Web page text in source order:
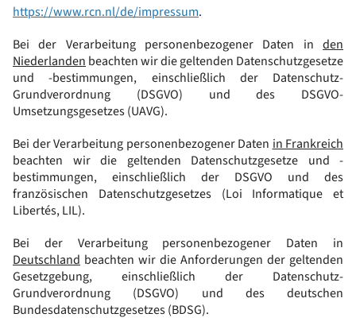
https://www.rcn.nl/de/impressum.
Bei der Verarbeitung personenbezogener Daten in den
Niederlanden beachten wir die geltenden Datenschutzgesetze
und -bestimmungen, einschließlich der Datenschutz-
Grundverordnung (DSGVO) und des DSGVO-
Umsetzungsgesetzes (UAVG).
Bei der Verarbeitung personenbezogener Daten in Frankreich
beachten wir die geltenden Datenschutzgesetze und -
bestimmungen, einschließlich der DSGVO und des
französischen Datenschutzgesetzes (Loi Informatique et
Libertés, LIL).
Bei der Verarbeitung personenbezogener Daten in
Deutschland beachten wir die Anforderungen der geltenden
Gesetzgebung, einschließlich der Datenschutz-
Grundverordnung (DSGVO) und des deutschen
Bundesdatenschutzgesetzes (BDSG).